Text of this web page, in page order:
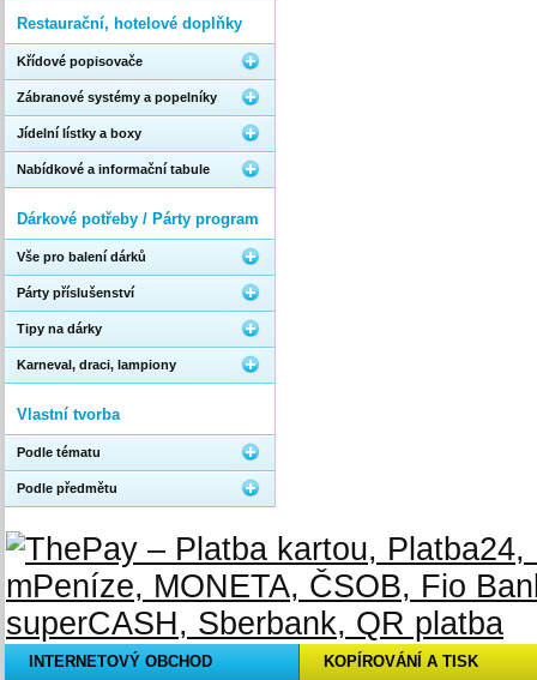
Restaurační, hotelové doplňky
Křídové popisovače
Zábranové systémy a popelníky
Jídelní lístky a boxy
Nabídkové a informační tabule
Dárkové potřeby / Párty program
Vše pro balení dárků
Párty příslušenství
Tipy na dárky
Karneval, draci, lampiony
Vlastní tvorba
Podle tématu
Podle předmětu
INTERNETOVÝ OBCHOD KOPÍROVÁNÍ A TISK